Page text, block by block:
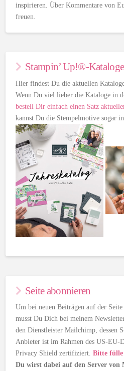
inspirieren. Über Kommentare von
freuen.
Stampin’ Up!®-Kataloge
Hier findest Du die aktuellen
Wenn Du viel lieber die Kataloge in
bestell Dir einfach einen Satz
kannst Du die Stempelmotive sogar
Seite abonnieren
Um bei neuen Beiträgen auf der
musst Du Dich bei meinem
den Dienstleister Mailchimp, dessen
Anbieter ist im Rahmen des US-EU-
Privacy Shield zertifiziert.Bitte fülle
Du wirst dabei auf den Server von